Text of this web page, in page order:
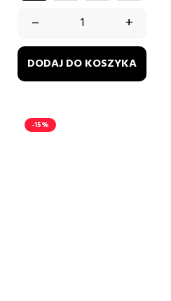
– +
DODAJ DO KOSZYKA
-15%